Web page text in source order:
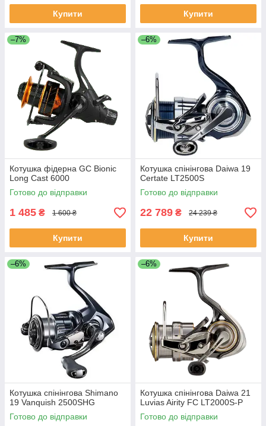
Купити Купити
–7%
Котушка фідерна GC Bionic
Long Cast 6000
Готово до відправки
1 485 ₴ 1 600 ₴
Купити
–6%
Котушка спінінгова Daiwa 19
Certate LT2500S
Готово до відправки
22 789 ₴ 24 239 ₴
Купити
–6%
Котушка спінінгова Shimano
19 Vanquish 2500SHG
Готово до відправки
–6%
Котушка спінінгова Daiwa 21
Luvias Airity FC LT2000S-P
Готово до відправки